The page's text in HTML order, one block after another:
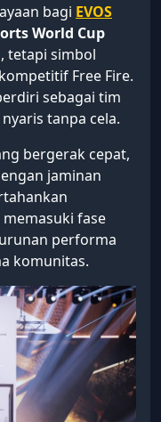
bagi EVOS
World Cup
tetapi simbol
Free Fire.
sebagai tim
tanpa cela.
bergerak cepat,
jaminan
fase
performa
komunitas.